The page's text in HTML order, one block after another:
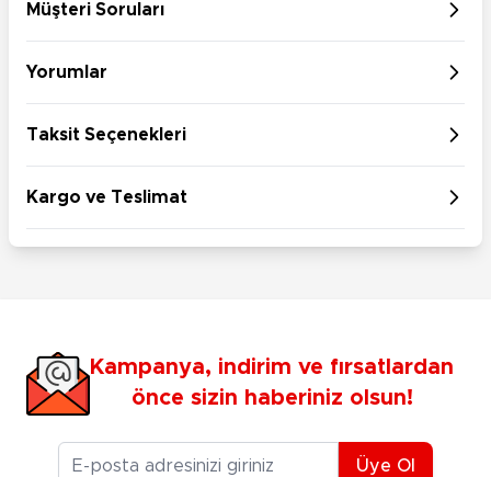
Müşteri Soruları
Yorumlar
Taksit Seçenekleri
Kargo ve Teslimat
Kampanya, indirim ve fırsatlardan
önce sizin haberiniz olsun!
E-posta Adresiniz
Üye Ol